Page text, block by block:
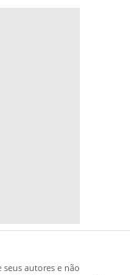
autores e não